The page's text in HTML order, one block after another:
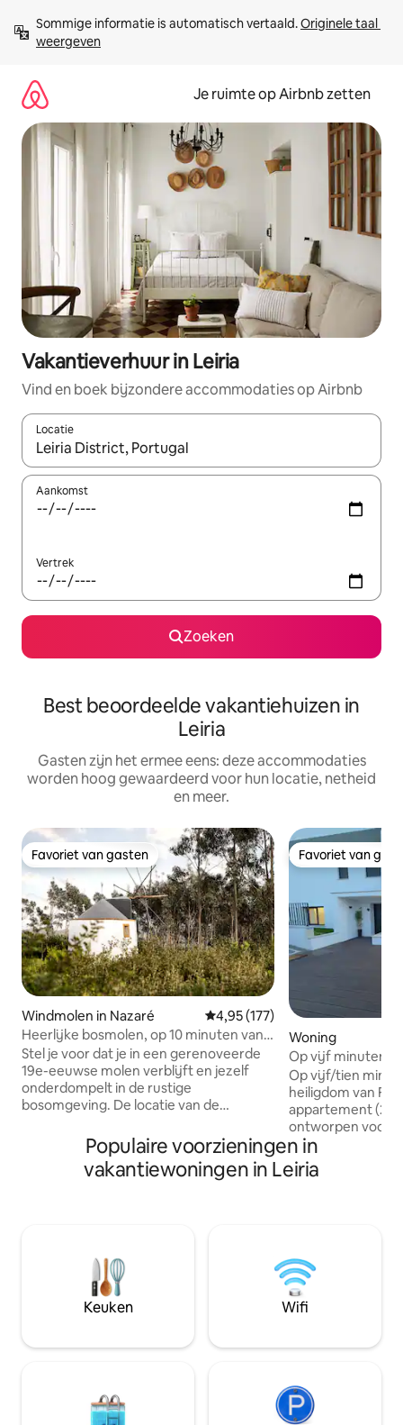
direct
naar
Sommige informatie is automatisch vertaald. Originele taal
weergeven
Je ruimte op Airbnb zetten
Vakantieverhuur in Leiria
Vind en boek bijzondere accommodaties op Airbnb
Locatie
Wanneer er suggesties beschikbaar zijn, maak je een keuze
Aankomst
Vertrek
Zoeken
Best beoordeelde vakantiehuizen in
Leiria
Gasten zijn het ermee eens: deze accommodaties
worden hoog gewaardeerd voor hun locatie, netheid
en meer.
Favoriet van gasten
Favoriet van gasten
Windmolen in Nazaré Gemiddelde beoordeling van
4,95 (177)
Heerlijke bosmolen, op 10 minuten van
het strand
Stel je voor dat je in een gerenoveerde
19e-eeuwse molen verblijft en jezelf
onderdompelt in de rustige
bosomgeving. De locatie van de
heuvel, waardoor je kunt genieten van
de aangrenzende paden en baden in de
natuur en ook enkele van de beste
de grootste golven ter wereld, de
pittoreske havenstad Sao Martinho en
het middeleeuwse dorp Óbidos, allemaal
op slechts een paar minuten afstand.
Favoriet van
Favoriet van
Woning
Op vijf minuten
Fatima · Elegant
Op vijf/tien
heiligdom van Fátima
appartement
ontworpen voor
Belangrijkste kenmerken: •
– totale onafhankelijkheid
en beveiligde
gasten • Zelf inchecken met flexibele
tijden • Rustige omgeving, maar toch
centraal – in de
supermarkten en
Populaire voorzieningen in
vakantiewoningen in Leiria
Keuken Wifi